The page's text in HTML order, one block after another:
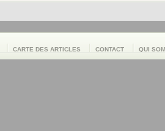
CARTE DES ARTICLES CONTACT QUI